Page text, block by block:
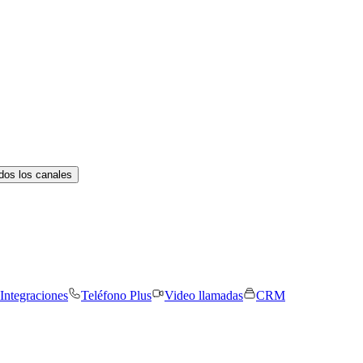
los canales
Integraciones Teléfono Plus Video llamadas CRM